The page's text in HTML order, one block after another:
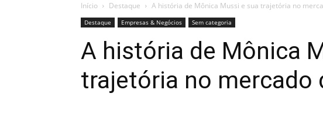
Início Destaque A história de Mônica Mussi e sua trajetória no
Destaque Empresas & Negócios Sem categoria
A história de Mônica
trajetória no mercado